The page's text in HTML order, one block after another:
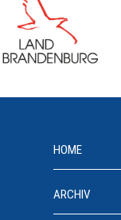
HOME
ARCHIV